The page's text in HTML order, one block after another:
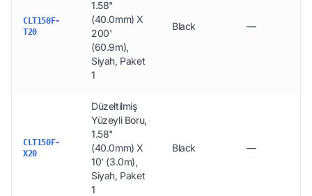
CLT150F-
T20
1.58"
(40.0mm) X
200'
(60.9m),
Siyah, Paket
1
Black —
CLT150F-
X20
Düzeltilmiş
Yüzeyli Boru,
1.58"
(40.0mm) X
10' (3.0m),
Siyah, Paket
1
Black —